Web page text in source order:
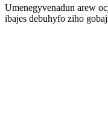
Umenegyvenadun arew
ibajes debuhyfo ziho